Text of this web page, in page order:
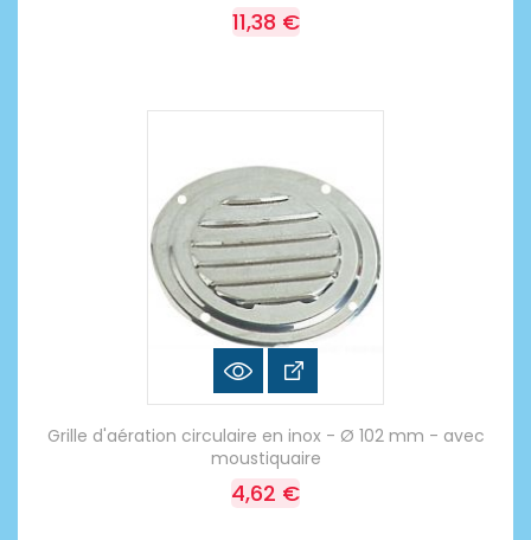
11,38 €
Grille d'aération circulaire en inox - Ø 102 mm - avec
moustiquaire
4,62 €